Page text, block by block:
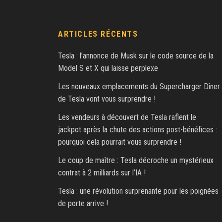
ARTICLES RÉCENTS
Tesla : l’annonce de Musk sur le code source de la
Model S et X qui laisse perplexe
Les nouveaux emplacements du Supercharger Diner
de Tesla vont vous surprendre !
Les vendeurs à découvert de Tesla raflent le
jackpot après la chute des actions post-bénéfices :
pourquoi cela pourrait vous surprendre !
Le coup de maître : Tesla décroche un mystérieux
contrat à 2 milliards sur l’IA !
Tesla : une révolution surprenante pour les poignées
de porte arrive !